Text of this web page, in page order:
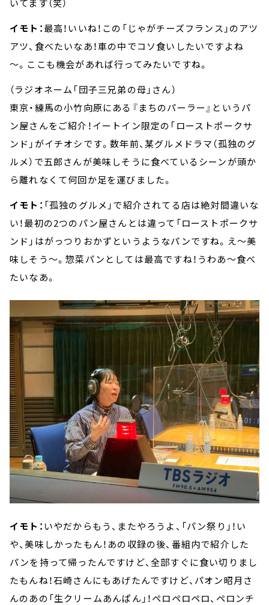
いてます（笑）
イモト：最高！いいね！この「じゃがチーズフランス」のアツ
アツ、食べたいなあ！車の中でコソ食いしたいですよね
～。ここも機会があれば行ってみたいですね。
（ラジオネーム「団子三兄弟の母」さん）
東京・練馬の小竹向原にある『まちのパーラー』というパ
ン屋さんをご紹介！イートイン限定の「ローストポークサ
ンド」がイチオシです。数年前、某グルメドラマ（孤独のグ
ルメ）で五郎さんが美味しそうに食べているシーンが頭か
ら離れなくて何回か足を運びました。
イモト： 「孤独のグルメ」で紹介されてる店は絶対間違いな
い！最初の2つのパン屋さんとは違って「ローストポークサ
ンド」はがっつりおかずというようなパンですね。え～美
味しそう～。惣菜パンとしては最高ですね！うわあ～食べ
たいなあ。
イモト： いやだからもう、またやろうよ、「パン祭り」！い
や、美味しかったもん！あの収録の後、番組内で紹介した
パンを持って帰ったんですけど、全部すぐに食い切りまし
たもんね！石崎さんにもあげたんですけど、パオン昭月さ
んのあの「生クリームあんぱん」！ペロペロペロ、ペロンチ